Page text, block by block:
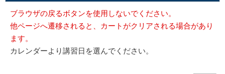
ブラウザの戻るボタンを使用しないでください。
他ページへ遷移されると、カートがクリアされる場合があり
ます。
カレンダーより講習日を選んでください。